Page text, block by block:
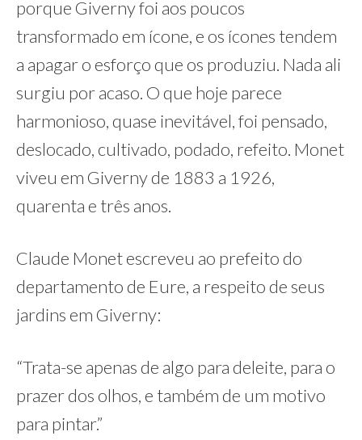
porque Giverny foi aos poucos
transformado em ícone, e os ícones tendem
a apagar o esforço que os produziu. Nada ali
surgiu por acaso. O que hoje parece
harmonioso, quase inevitável, foi pensado,
deslocado, cultivado, podado, refeito. Monet
viveu em Giverny de 1883 a 1926,
quarenta e três anos.
Claude Monet escreveu ao prefeito do
departamento de Eure, a respeito de seus
jardins em Giverny:
“Trata-se apenas de algo para deleite, para o
prazer dos olhos, e também de um motivo
para pintar.”